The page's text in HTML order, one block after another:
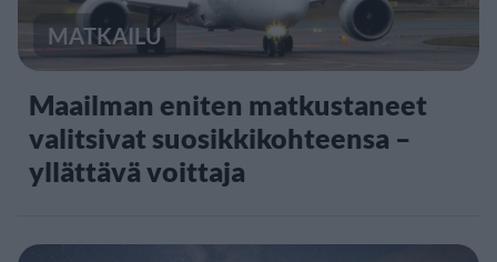
MATKAILU
Maailman eniten matkustaneet
valitsivat suosikkikohteensa –
yllättävä voittaja